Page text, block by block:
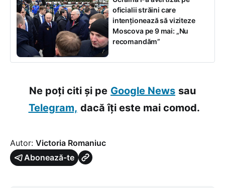
oficialii străini care
intenționează să viziteze
Moscova pe 9 mai: „Nu
recomandăm”
Ne poți citi și pe Google News sau
Telegram, dacă îți este mai comod.
Autor: Victoria Romaniuc
Abonează-te